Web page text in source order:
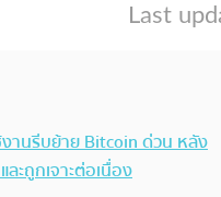
านรีบย้าย Bitcoin ด่วน หลัง
ะถูกเจาะต่อเนื่อง